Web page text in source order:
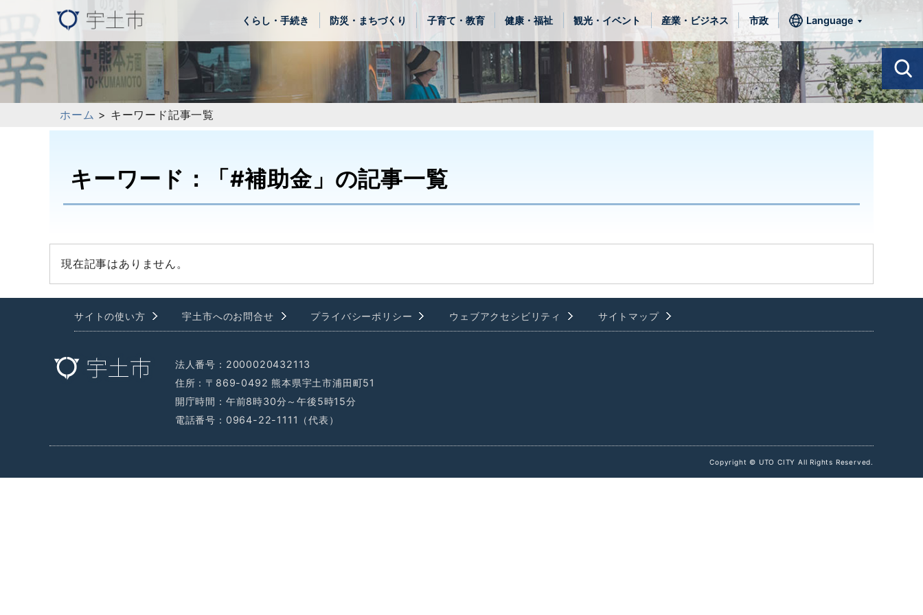
くらし・手続き 防災・まちづくり 子育て・教育 健康・福祉 観光・イベント 産業・ビジネス 市政 Language
ホーム > キーワード記事一覧
キーワード：「#補助金」の記事一覧
現在記事はありません。
サイトの使い方 宇土市へのお問合せ プライバシーポリシー ウェブアクセシビリティ サイトマップ
法人番号：2000020432113
住所：〒869-0492 熊本県宇土市浦田町51
開庁時間：午前8時30分～午後5時15分
電話番号：0964-22-1111（代表）
Copyright © UTO CITY All Rights Reserved.